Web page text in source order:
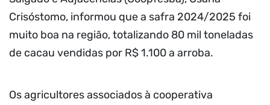
Crisóstomo, informou que a safra 2024/2025 foi
muito boa na região, totalizando 80 mil toneladas
de cacau vendidas por R$ 1.100 a arroba.
Os agricultores associados à cooperativa